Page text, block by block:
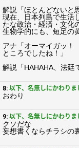
解説「ほとんどないと
現在、日本列島で生活
たな政治・経済・文化
生物学的にも、短足の
アナ「オーマイガッ
ところでしたね！」
解説「HAHAHA、法廷
8: 以下、名無しにかわり
おわり
9: 以下、名無しにかわり
クソだな
妄想書くならチラシの